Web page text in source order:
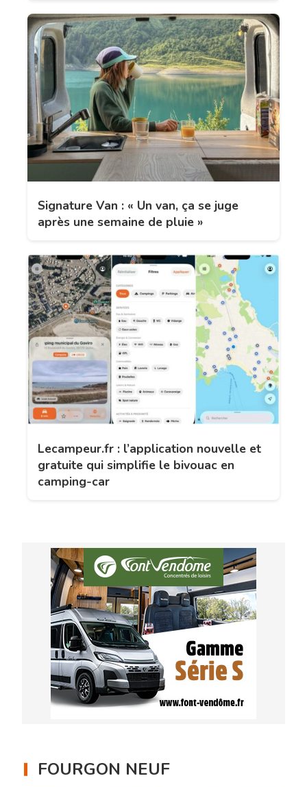
Signature Van : « Un van, ça se juge
après une semaine de pluie »
Lecampeur.fr : l’application nouvelle et
gratuite qui simplifie le bivouac en
camping-car
FOURGON NEUF